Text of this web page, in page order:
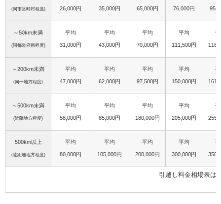
(同市区町村程度) 26,000円 35,000円 65,000円 76,000円
～50km未満
(同都道府県程度)
平均
31,000円
平均
43,000円
平均
70,000円
平均
111,500円
～200km未満
(同一地方程度)
平均
47,000円
平均
62,000円
平均
97,500円
平均
150,000円
～500km未満
(近隣地方程度)
平均
58,000円
平均
85,000円
平均
180,000円
平均
205,000円
500km以上
(遠距離地方程度)
平均
80,000円
平均
105,000円
平均
200,000円
平均
300,000円
引越し料金相場表は